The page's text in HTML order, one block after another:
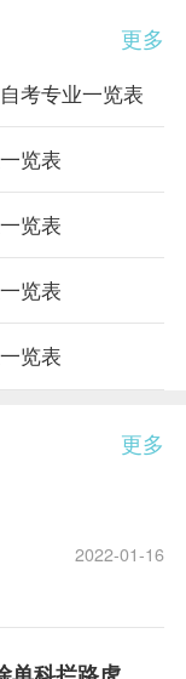
更多
考专业一览表
览表
览表
览表
览表
更多
2022-01-16